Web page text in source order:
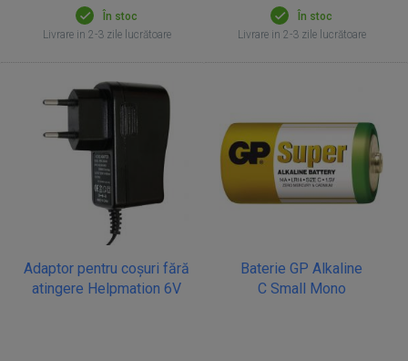
În stoc
Livrare in 2-3 zile lucrătoare
În stoc
Livrare in 2-3 zile lucrătoare
Adaptor pentru coșuri fără
atingere Helpmation 6V
Baterie GP Alkaline
C Small Mono